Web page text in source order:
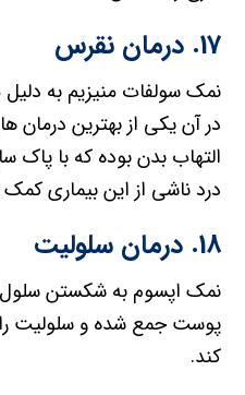
17. درمان نقرس
نمک سولفات منیزیم به دلیل
در آن یکی از بهترین
التهاب بدن بوده که با پاک
درد ناشی از این بیماری
18. درمان سلولیت
نمک اپسوم به شکستن
پوست جمع شده و سلولیت
کند.